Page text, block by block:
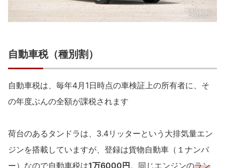
自動車税（種別割）
自動車税は、毎年4月1日時点の車検証上の所有者に、そ
の年度ぶんの全額が課税されます
荷台のあるタンドラは、3.4リッターという大排気量エン
ジンを搭載していますが、登録は貨物自動車（１ナンバ
ー）なので自動車税は1万6000円 。同じエンジンのラン